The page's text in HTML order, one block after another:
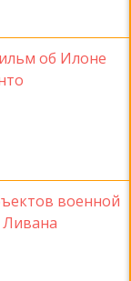
об Илоне
военной